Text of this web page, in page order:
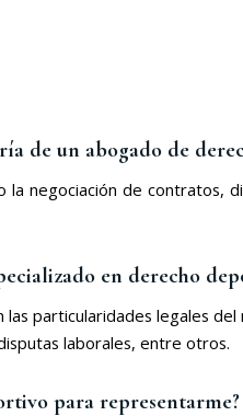
de un abogado de
negociación de
en derecho
particularidades legales
laborales, entre otros.
para representarme?